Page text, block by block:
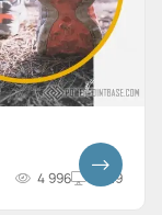
4 996 16x9